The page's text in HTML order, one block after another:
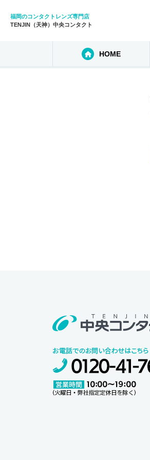
福岡のコンタクトレンズ専門店
TENJIN（天神）中央コンタクト
HOME